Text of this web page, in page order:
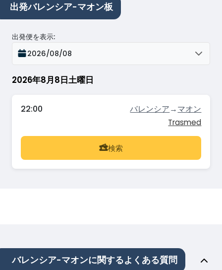
出発バレンシア-マオン板
2026年8月8日土曜日
出発便を表示:
2026/08/08
22:00 バレンシア→マオン
Trasmed
検索
バレンシア-マオンに関するよくある質問